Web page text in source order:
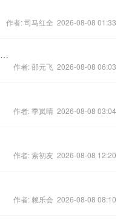
作者: 司马红全 2026-08-08 01:33
《刀剑天下》我和骆驼之间不得不说的故事
作者: 邵元飞 2026-08-08 06:03
作者: 季岚晴 2026-08-08 03:04
作者: 索初友 2026-08-08 12:20
作者: 赖乐会 2026-08-08 08:10